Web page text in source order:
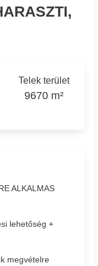
Telek terület
9670 m²
ALKALMAS
lehetőség +
megvételre